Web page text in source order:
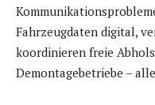
Fahrzeugdaten digital,
koordinieren freie
Demontagebetriebe –